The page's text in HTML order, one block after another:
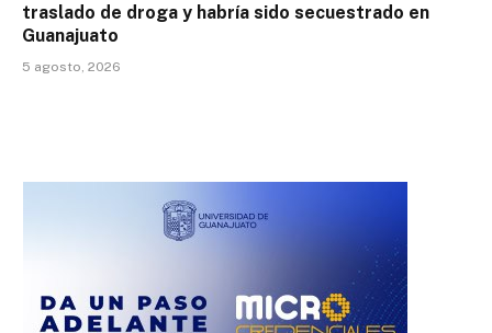
traslado de droga y habría sido secuestrado en
Guanajuato
5 agosto, 2026